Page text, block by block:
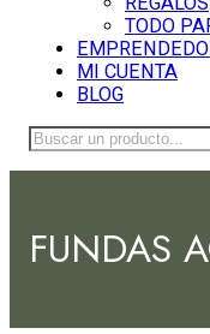
TODO
MI CUENTA
BLOG
Buscar
FUNDAS